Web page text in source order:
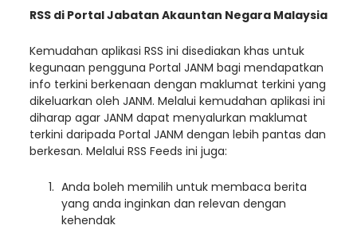
RSS di Portal Jabatan Akauntan Negara Malaysia
Kemudahan aplikasi RSS ini disediakan khas untuk
kegunaan pengguna Portal JANM bagi mendapatkan
info terkini berkenaan dengan maklumat terkini yang
dikeluarkan oleh JANM. Melalui kemudahan aplikasi ini
diharap agar JANM dapat menyalurkan maklumat
terkini daripada Portal JANM dengan lebih pantas dan
berkesan. Melalui RSS Feeds ini juga:
Anda boleh memilih untuk membaca berita
yang anda inginkan dan relevan dengan
kehendak